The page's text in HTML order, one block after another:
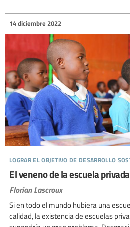
lograr el objetivo de desarrollo
14 diciembre 2022
El veneno de la escuela privada
Florian Lascroux
Si en todo el mundo hubiera una
calidad, la existencia de escuelas